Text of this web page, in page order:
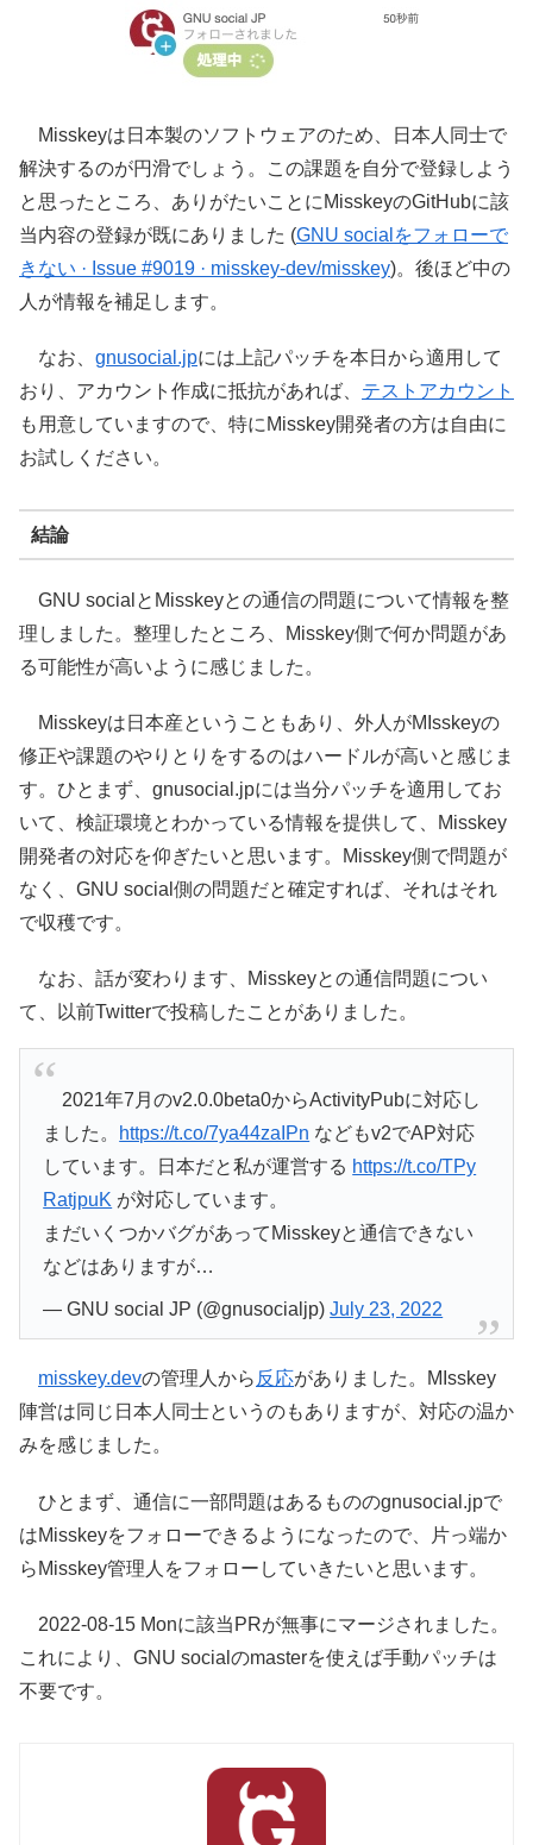
Misskeyは日本製のソフトウェアのため、日本人同士で
解決するのが円滑でしょう。この課題を自分で登録しよう
と思ったところ、ありがたいことにMisskeyのGitHubに該
当内容の登録が既にありました (GNU socialをフォローで
きない · Issue #9019 · misskey-dev/misskey)。後ほど中の
人が情報を補足します。
なお、 gnusocial.jpには上記パッチを本日から適用して
おり、アカウント作成に抵抗があれば、 テストアカウント
も用意していますので、特にMisskey開発者の方は自由に
お試しください。
結論
GNU socialとMisskeyとの通信の問題について情報を整
理しました。整理したところ、Misskey側で何か問題があ
る可能性が高いように感じました。
Misskeyは日本産ということもあり、外人がMIsskeyの
修正や課題のやりとりをするのはハードルが高いと感じま
す。ひとまず、gnusocial.jpには当分パッチを適用してお
いて、検証環境とわかっている情報を提供して、Misskey
開発者の対応を仰ぎたいと思います。Misskey側で問題が
なく、GNU social側の問題だと確定すれば、それはそれ
で収穫です。
なお、話が変わります、Misskeyとの通信問題につい
て、以前Twitterで投稿したことがありました。
2021年7月のv2.0.0beta0からActivityPubに対応し
ました。
https://t.co/7ya44zaIPn などもv2でAP対応
しています。日本だと私が運営する https://t.co/TPy
RatjpuK が対応しています。
まだいくつかバグがあってMisskeyと通信できない
などはありますが…
— GNU social JP (@gnusocialjp)July 23, 2022
misskey.devの管理人から 反応がありました。MIsskey
陣営は同じ日本人同士というのもありますが、対応の温か
みを感じました。
ひとまず、通信に一部問題はあるもののgnusocial.jpで
はMisskeyをフォローできるようになったので、片っ端か
らMisskey管理人をフォローしていきたいと思います。
2022-08-15 Monに該当PRが無事にマージされました。
これにより、GNU socialのmasterを使えば手動パッチは
不要です。